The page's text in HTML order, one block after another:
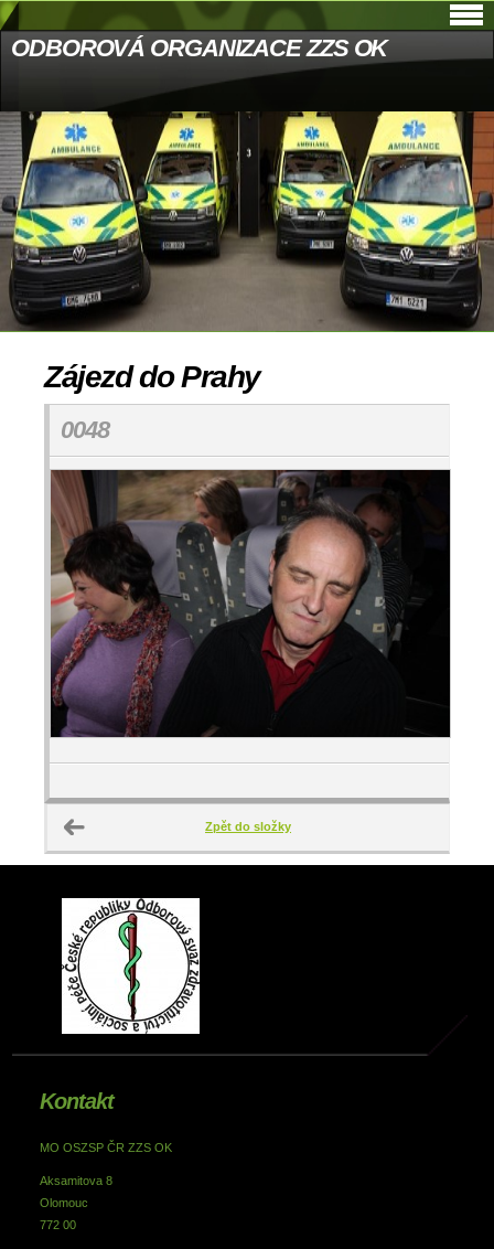
ODBOROVÁ ORGANIZACE ZZS OK
Zájezd do Prahy
0048
Zpět do složky
Kontakt
MO OSZSP ČR ZZS OK
Aksamitova 8
Olomouc
772 00